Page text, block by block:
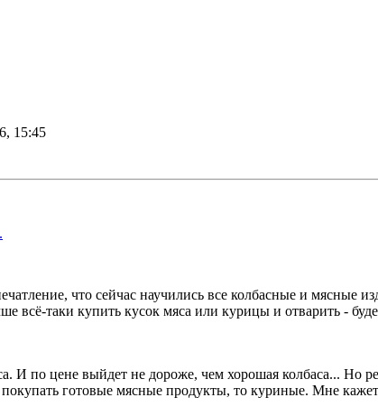
15:45
что сейчас научились все колбасные и мясные
всё-таки купить кусок мяса или курицы и отварить -
И по цене выйдет не дороже, чем хорошая колбаса... Но
готовые мясные продукты, то куриные. Мне